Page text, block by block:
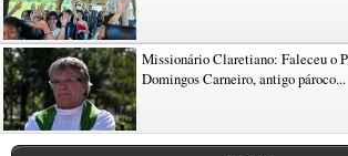
Missionário Claretiano: Faleceu o
Domingos Carneiro, antigo pároco...